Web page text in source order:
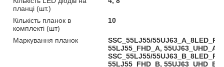
планці (шт.)
Кількість планок в
комплекті (шт)
10
Маркування планок
SSC_55LJ55/
55LJ55_FHD_A, 55UJ63_UHD_A,
SSC_55LJ55/
55LJ55_FHD_B, 55UJ63_UHD_B,